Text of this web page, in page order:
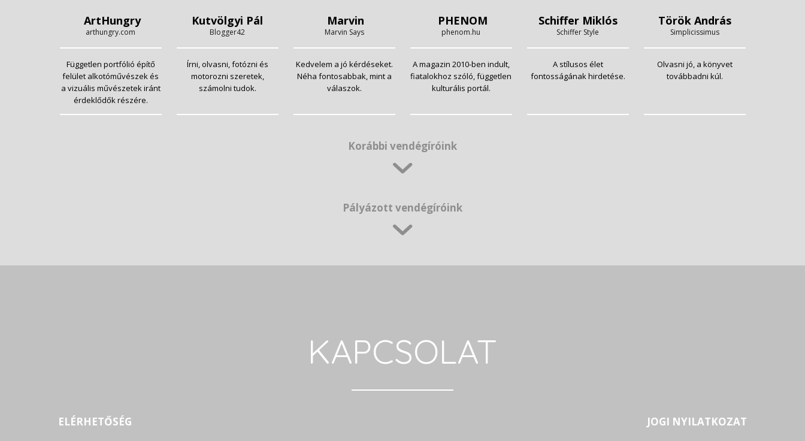
ArtHungry
arthungry.com
Független portfólió építő
felület alkotóművészek és
a vizuális művészetek iránt
érdeklődők részére.
Kutvölgyi Pál
Blogger42
Írni, olvasni, fotózni és
motorozni szeretek,
számolni tudok.
Marvin
Marvin Says
Kedvelem a jó kérdéseket.
Néha fontosabbak, mint a
válaszok.
PHENOM
phenom.hu
A magazin 2010-ben indult,
fiatalokhoz szóló, független
kulturális portál.
Schiffer Miklós
Schiffer Style
A stílusos élet
fontosságának hirdetése.
Török András
Simplicissimus
Olvasni jó, a könyvet
továbbadni kúl.
Korábbi vendégíróink
Pályázott vendégíróink
KAPCSOLAT
ELÉRHETŐSÉG JOGI NYILATKOZAT